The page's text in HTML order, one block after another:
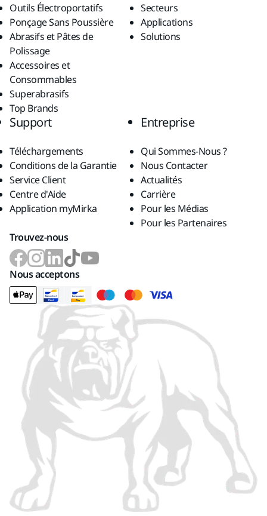
Outils Électroportatifs
Ponçage Sans Poussière
Abrasifs et Pâtes de
Polissage
Accessoires et
Consommables
Superabrasifs
Top Brands
Secteurs
Applications
Solutions
Support
Téléchargements
Conditions de la Garantie
Service Client
Centre d'Aide
Application myMirka
Entreprise
Qui Sommes-Nous ?
Nous Contacter
Actualités
Carrière
Pour les Médias
Pour les Partenaires
Trouvez-nous
Nous acceptons